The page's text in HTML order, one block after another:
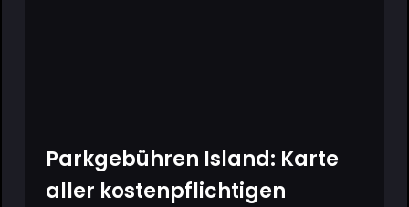
Parkgebühren Island: Karte
aller kostenpflichtigen